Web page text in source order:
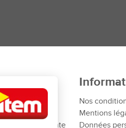
et services
Service Après Vente
Nos
Mentions
Données